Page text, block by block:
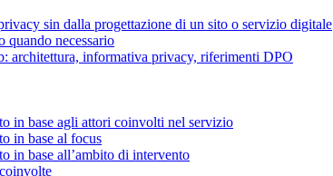
sin dalla progettazione di un sito o servizio digitale
quando necessario
architettura, informativa privacy, riferimenti DPO
in base agli attori coinvolti nel servizio
in base al focus
in base all’ambito di intervento